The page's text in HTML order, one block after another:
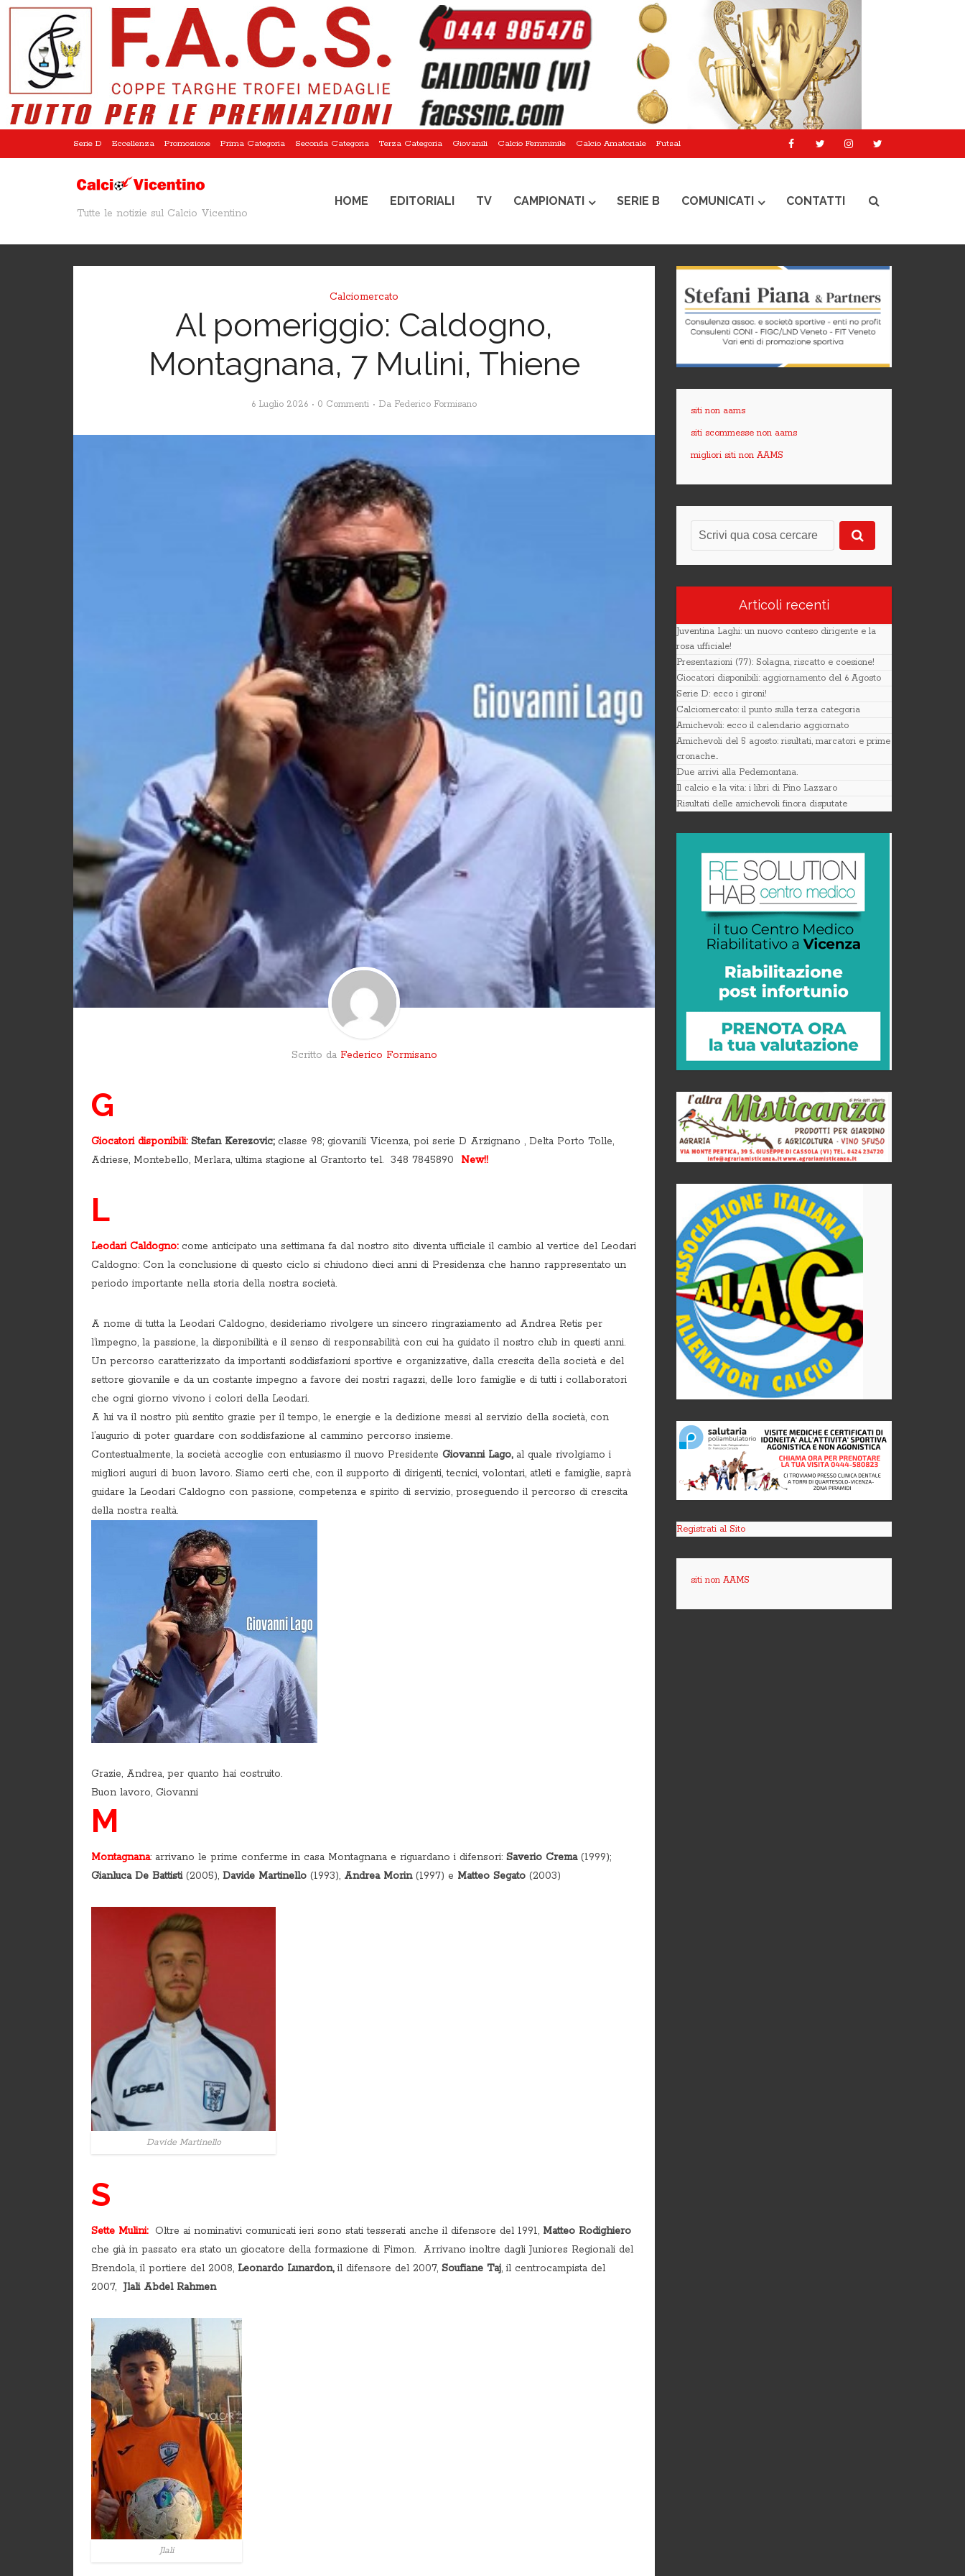
Serie D Eccellenza Promozione Prima Categoria Seconda Categoria Terza Categoria Giovanili Calcio Femminile Calcio Amatoriale Futsal
Tutte le notizie sul Calcio Vicentino
HOME EDITORIALI TV CAMPIONATI SERIE B COMUNICATI CONTATTI
Calciomercato
Al pomeriggio: Caldogno,
Montagnana, 7 Mulini, Thiene
6 Luglio 2026 0 Commenti Da Federico Formisano
Scritto da Federico Formisano
G
Giocatori disponibili: Stefan Kerezovic;classe 98; giovanili Vicenza, poi serie D Arzignano , Delta Porto Tolle,
Adriese, Montebello, Merlara, ultima stagione al Grantorto tel. 348 7845890 New!!
L
Leodari Caldogno:come anticipato una settimana fa dal nostro sito diventa ufficiale il cambio al vertice del Leodari
Caldogno: Con la conclusione di questo ciclo si chiudono dieci anni di Presidenza che hanno rappresentato un
periodo importante nella storia della nostra società.
A nome di tutta la Leodari Caldogno, desideriamo rivolgere un sincero ringraziamento ad Andrea Retis per
l’impegno, la passione, la disponibilità e il senso di responsabilità con cui ha guidato il nostro club in questi anni.
Un percorso caratterizzato da importanti soddisfazioni sportive e organizzative, dalla crescita della società e del
settore giovanile e da un costante impegno a favore dei nostri ragazzi, delle loro famiglie e di tutti i collaboratori
che ogni giorno vivono i colori della Leodari.
A lui va il nostro più sentito grazie per il tempo, le energie e la dedizione messi al servizio della società, con
l’augurio di poter guardare con soddisfazione al cammino percorso insieme.
Contestualmente, la società accoglie con entusiasmo il nuovo Presidente Giovanni Lago,al quale rivolgiamo i
migliori auguri di buon lavoro. Siamo certi che, con il supporto di dirigenti, tecnici, volontari, atleti e famiglie, saprà
guidare la Leodari Caldogno con passione, competenza e spirito di servizio, proseguendo il percorso di crescita
della nostra realtà.
Grazie, Andrea, per quanto hai costruito.
Buon lavoro, Giovanni
M
Montagnana: arrivano le prime conferme in casa Montagnana e riguardano i difensori: Saverio Crema(1999);
Gianluca De Battisti(2005), Davide Martinello (1993), Andrea Morin(1997) e Matteo Segato (2003)
Davide Martinello
S
Sette Mulini: Oltre ai nominativi comunicati ieri sono stati tesserati anche il difensore del 1991, Matteo Rodighiero
che già in passato era stato un giocatore della formazione di Fimon. Arrivano inoltre dagli Juniores Regionali del
Brendola, il portiere del 2008, Leonardo Lunardon,il difensore del 2007, Soufiane Taj, il centrocampista del
2007, Jlali Abdel Rahmen
Jlali
siti non aams
siti scommesse non aams
migliori siti non AAMS
Articoli recenti
Juventina Laghi: un nuovo conteso dirigente e la
rosa ufficiale!
Presentazioni (77): Solagna, riscatto e coesione!
Giocatori disponibili: aggiornamento del 6 Agosto
Serie D: ecco i gironi!
Calciomercato: il punto sulla terza categoria
Amichevoli: ecco il calendario aggiornato
Amichevoli del 5 agosto: risultati, marcatori e prime
cronache..
Due arrivi alla Pedemontana.
Il calcio e la vita: i libri di Pino Lazzaro
Risultati delle amichevoli finora disputate
Registrati al Sito
siti non AAMS